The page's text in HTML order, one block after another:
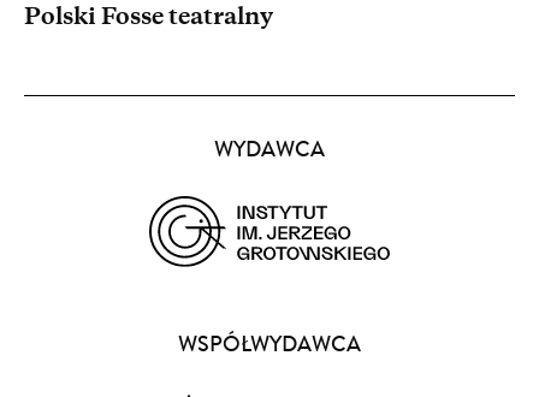
Polski Fosse teatralny
WYDAWCA
WSPÓŁWYDAWCA